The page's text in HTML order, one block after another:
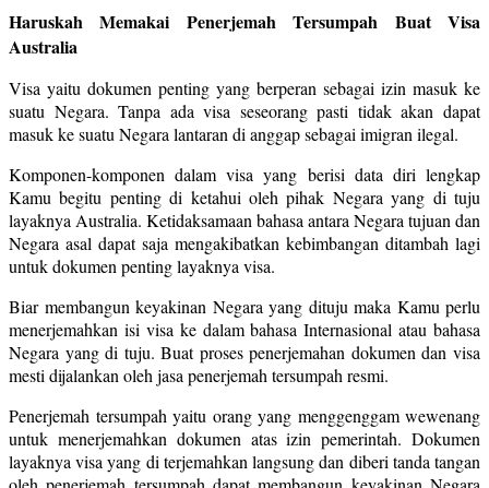
Haruskah Memakai Penerjemah Tersumpah Buat Visa
Australia
Visa yaitu dokumen penting yang berperan sebagai izin masuk ke
suatu Negara. Tanpa ada visa seseorang pasti tidak akan dapat
masuk ke suatu Negara lantaran di anggap sebagai imigran ilegal.
Komponen-komponen dalam visa yang berisi data diri lengkap
Kamu begitu penting di ketahui oleh pihak Negara yang di tuju
layaknya Australia. Ketidaksamaan bahasa antara Negara tujuan dan
Negara asal dapat saja mengakibatkan kebimbangan ditambah lagi
untuk dokumen penting layaknya visa.
Biar membangun keyakinan Negara yang dituju maka Kamu perlu
menerjemahkan isi visa ke dalam bahasa Internasional atau bahasa
Negara yang di tuju. Buat proses penerjemahan dokumen dan visa
mesti dijalankan oleh jasa penerjemah tersumpah resmi.
Penerjemah tersumpah yaitu orang yang menggenggam wewenang
untuk menerjemahkan dokumen atas izin pemerintah. Dokumen
layaknya visa yang di terjemahkan langsung dan diberi tanda tangan